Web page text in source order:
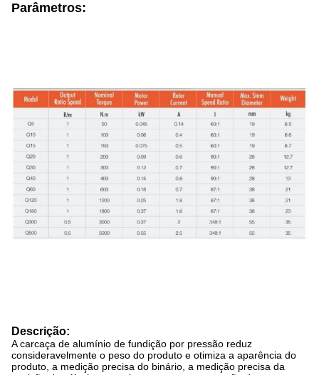
Parâmetros:
Descrição:
A carcaça de alumínio de fundição por pressão reduz
consideravelmente o peso do produto e otimiza a aparência do
produto, a medição precisa do binário, a medição precisa da